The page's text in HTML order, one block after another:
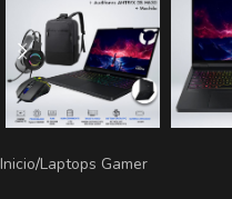
Inicio/Laptops Gamer